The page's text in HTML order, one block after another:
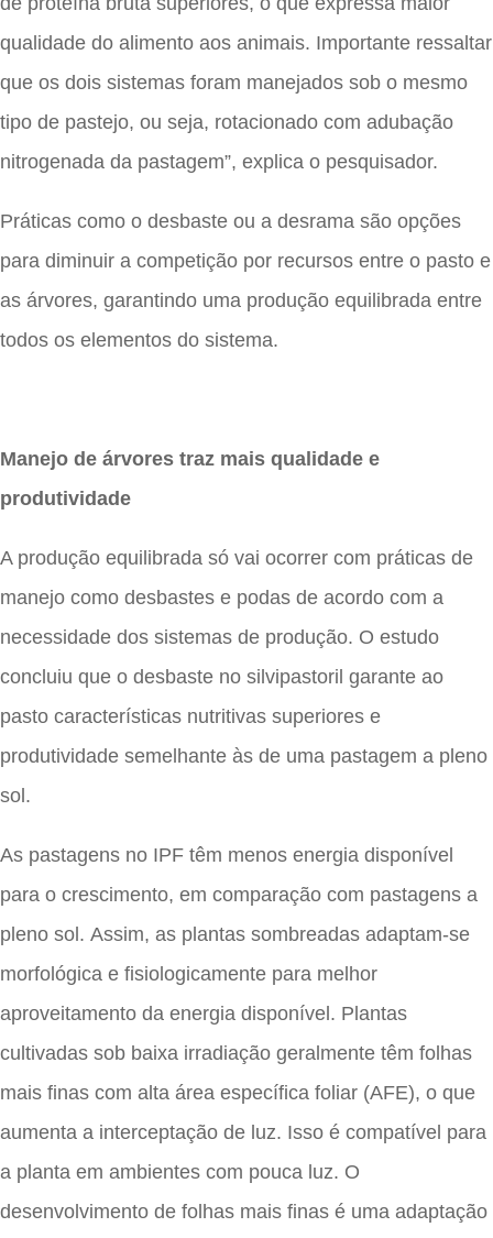
qualidade do alimento aos animais. Importante ressaltar
que os dois sistemas foram manejados sob o mesmo
tipo de pastejo, ou seja, rotacionado com adubação
nitrogenada da pastagem”, explica o pesquisador.
Práticas como o desbaste ou a desrama são opções
para diminuir a competição por recursos entre o pasto e
as árvores, garantindo uma produção equilibrada entre
todos os elementos do sistema.
Manejo de árvores traz mais qualidade e
produtividade
A produção equilibrada só vai ocorrer com práticas de
manejo como desbastes e podas de acordo com a
necessidade dos sistemas de produção. O estudo
concluiu que o desbaste no silvipastoril garante ao
pasto características nutritivas superiores e
produtividade semelhante às de uma pastagem a pleno
sol.
As pastagens no IPF têm menos energia disponível
para o crescimento, em comparação com pastagens a
pleno sol. Assim, as plantas sombreadas adaptam-se
morfológica e fisiologicamente para melhor
aproveitamento da energia disponível. Plantas
cultivadas sob baixa irradiação geralmente têm folhas
mais finas com alta área específica foliar (AFE), o que
aumenta a interceptação de luz. Isso é compatível para
a planta em ambientes com pouca luz. O
desenvolvimento de folhas mais finas é uma adaptação